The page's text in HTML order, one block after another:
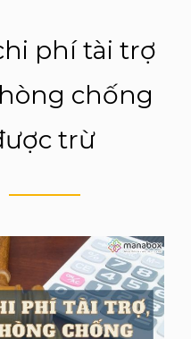
phí tài trợ
chống
trừ